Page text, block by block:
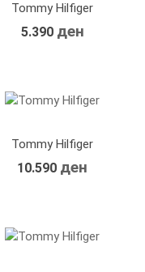
Tommy Hilfiger
5.390 ден
Tommy Hilfiger
10.590 ден